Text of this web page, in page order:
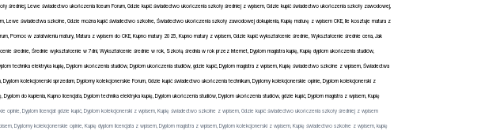
średniej, Lewe świadectwo ukończenia liceum Forum, Gdzie kupić świadectwo ukończenia szkoły średniej z wpisem, Gdzie kupić świadectwo ukończenia szkoły zawodowej,
świadectwa szkolne, Gdzie można kupić świadectwo szkolne, Świadectwo ukończenia szkoły zawodowej dokupienia, Kupię maturę z wpisem CKE, Ile kosztuje matura z
Pomoc w załatwieniu matury, Matura z wpisem do CKE, Kupno matury 2025, Kupno matury z wpisem, Gdzie kupić wykształcenie średnie, Wykształcenie średnie cena, Jak
średnie, Średnie wykształcenie w 7dni, Wykształcenie średnie w rok, Szkołą średnia w rok przez Internet, Dyplom magistra kupię, Kupię dyplom ukończenia studiów,
technika elektryka kupię, Dyplom ukończenia studiów, Dyplom ukończenia studiów, gdzie kupić, Dyplom magistra z wpisem, Kupię świadectwo szkolne z wpisem, Świadectwa
kolekcjonerski sprzedam, Dyplomy kolekcjonerskie Forum, Gdzie kupić świadectwo ukończenia technikum, Dyplomy kolekcjonerskie opinie, Dyplom kolekcjonerski z
Dyplom do kupienia, Kupno licencjata, Dyplom technika elektryka kupię, Dyplom ukończenia studiów, Dyplom ukończenia studiów, gdzie kupić, Dyplom magistra z wpisem, Kupię
opinie, Dyplom licencjat gdzie kupić, Dyplom kolekcjonerski z wpisem, Kupię świadectwo szkolne z wpisem, Gdzie kupić świadectwo ukończenia szkoły średniej z wpisem
Dyplomy kolekcjonerskie opinie, Kupię dyplom licencjata z wpisem, Dyplom magistra z wpisem, Dyplom kolekcjonerski z wpisem, Kupię świadectwo szkolne z wpisem, kupię